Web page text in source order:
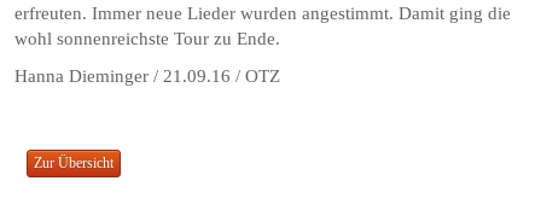
erfreuten. Immer neue Lieder wurden angestimmt. Damit ging die
wohl sonnenreichste Tour zu Ende.
Hanna Dieminger / 21.09.16 / OTZ